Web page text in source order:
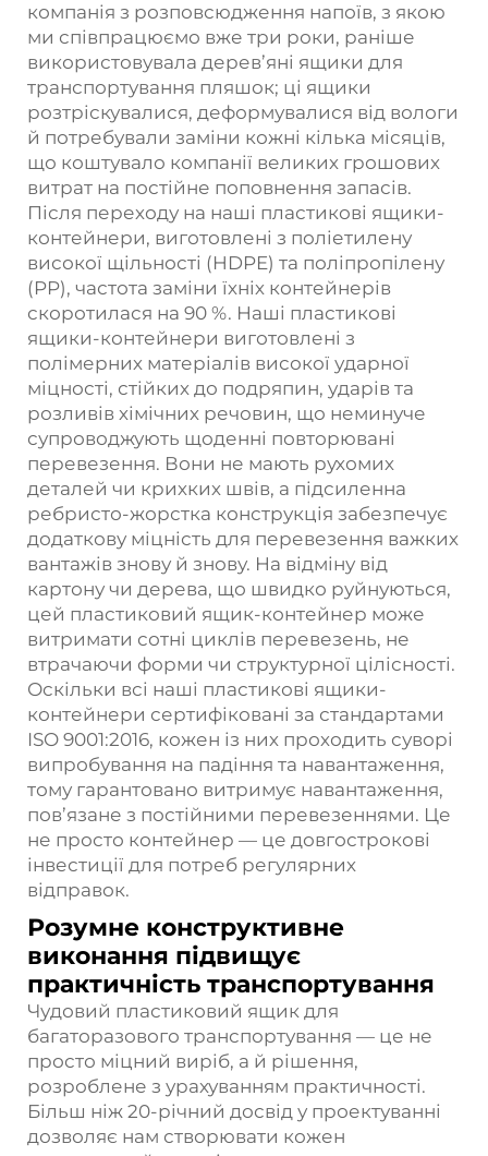
компанія з розповсюдження напоїв, з якою
ми співпрацюємо вже три роки, раніше
використовувала дерев’яні ящики для
транспортування пляшок; ці ящики
розтріскувалися, деформувалися від вологи
й потребували заміни кожні кілька місяців,
що коштувало компанії великих грошових
витрат на постійне поповнення запасів.
Після переходу на наші пластикові ящики-
контейнери, виготовлені з поліетилену
високої щільності (HDPE) та поліпропілену
(PP), частота заміни їхніх контейнерів
скоротилася на 90 %. Наші пластикові
ящики-контейнери виготовлені з
полімерних матеріалів високої ударної
міцності, стійких до подряпин, ударів та
розливів хімічних речовин, що неминуче
супроводжують щоденні повторювані
перевезення. Вони не мають рухомих
деталей чи крихких швів, а підсиленна
ребристо-жорстка конструкція забезпечує
додаткову міцність для перевезення важких
вантажів знову й знову. На відміну від
картону чи дерева, що швидко руйнуються,
цей пластиковий ящик-контейнер може
витримати сотні циклів перевезень, не
втрачаючи форми чи структурної цілісності.
Оскільки всі наші пластикові ящики-
контейнери сертифіковані за стандартами
ISO 9001:2016, кожен із них проходить суворі
випробування на падіння та навантаження,
тому гарантовано витримує навантаження,
пов’язане з постійними перевезеннями. Це
не просто контейнер — це довгострокові
інвестиції для потреб регулярних
відправок.
Розумне конструктивне
виконання підвищує
практичність транспортування
Чудовий пластиковий ящик для
багаторазового транспортування — це не
просто міцний виріб, а й рішення,
розроблене з урахуванням практичності.
Більш ніж 20-річний досвід у проектуванні
дозволяє нам створювати кожен